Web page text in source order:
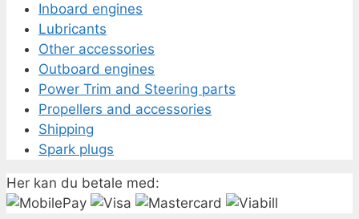
Inboard engines
Lubricants
Other accessories
Outboard engines
Power Trim and Steering parts
Propellers and accessories
Shipping
Spark plugs
Her kan du betale med: